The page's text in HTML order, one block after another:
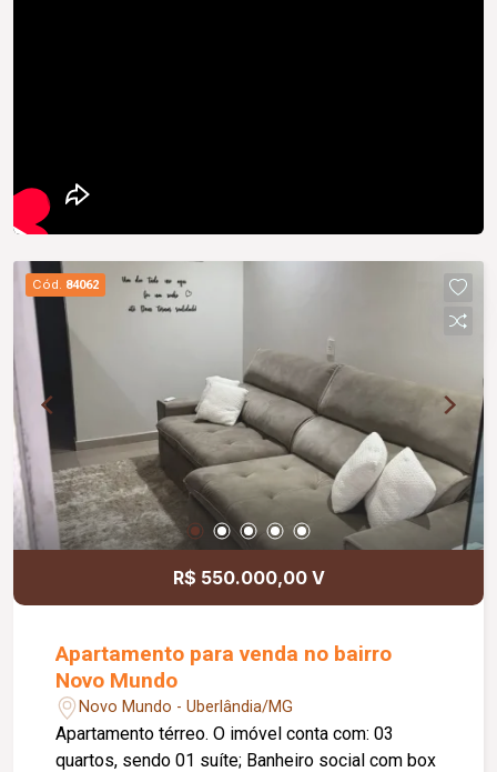
Cód. 84062
R$ 550.000,00 V
Apartamento para venda no bairro
Novo Mundo
Novo Mundo - Uberlândia/MG
Apartamento térreo. O imóvel conta com: 03
quartos, sendo 01 suíte; Banheiro social com box